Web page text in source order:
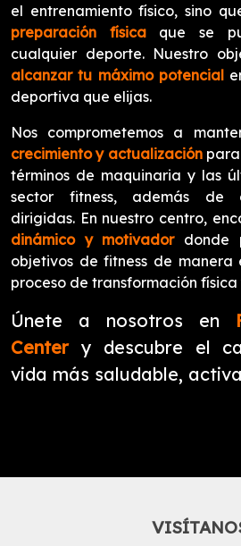
el entrenamiento físico, sino
preparación físicaque se
cualquier deporte. Nuestro
alcanzar tu máximo potencial
deportiva que elijas.
Nos comprometemos a
crecimiento y actualizaciónpara
términos de maquinaria y las
sector fitness, además de
dirigidas. En nuestro centro,
dinámico y motivadordonde
objetivos de fitness de
proceso de transformación física
Únete a nosotros en
Centery descubre el
vida más saludable,